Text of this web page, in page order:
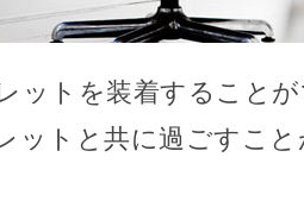
ットを装着すること
ットと共に過ごすこ